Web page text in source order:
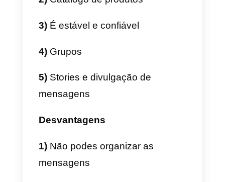
Porquê procurar uma
alternativa ao WhatsApp
Business?
embora possua grandes
características empresariais, o
WhatsApp Business não é a